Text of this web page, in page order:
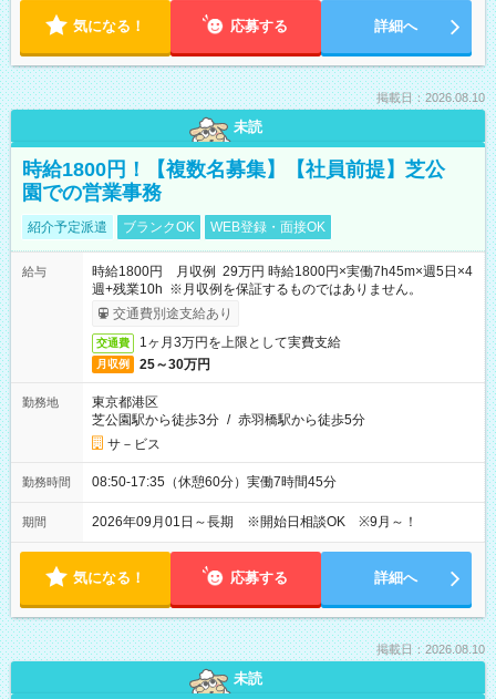
気になる！ 応募する 詳細へ
掲載日：2026.08.10
未読
時給1800円！【複数名募集】【社員前提】芝公
園での営業事務
紹介予定派遣 ブランクOK WEB登録・面接OK
給与
時給1800円 月収例 29万円 時給1800円×実働7h45m×週5日×4
週+残業10h ※月収例を保証するものではありません。
交通費別途支給あり
交通費 1ヶ月3万円を上限として実費支給
月収例 25～30万円
勤務地
東京都港区
芝公園駅から徒歩3分 / 赤羽橋駅から徒歩5分
サ－ビス
勤務時間 08:50-17:35（休憩60分）実働7時間45分
期間 2026年09月01日～長期 ※開始日相談OK ※9月～！
気になる！ 応募する 詳細へ
掲載日：2026.08.10
未読